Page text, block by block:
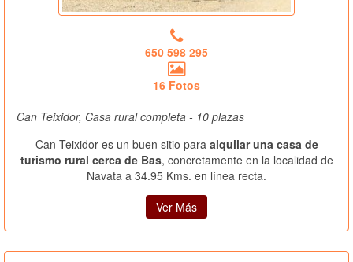
650 598 295
16 Fotos
Can Teixidor, Casa rural completa - 10 plazas
Can Teixidor es un buen sitio para alquilar una casa de
turismo rural cerca de Bas, concretamente en la localidad de
Navata a 34.95 Kms. en línea recta.
Ver Más